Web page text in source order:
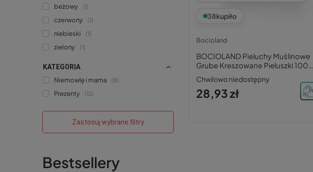
beżowy
1
czerwony 1
niebieski 1
zielony 1
KATEGORIA
Niemowlę i mama
8
Prezenty 12
Zastosuj wybrane filtry
38kupiło
Bocioland
BOCIOLAND Pieluchy Muślinowe
Grube Kreszowane Pieluszki 100%
Bawełna 3 Pak
Chwilowo niedostępny
28,93 zł
Bestsellery